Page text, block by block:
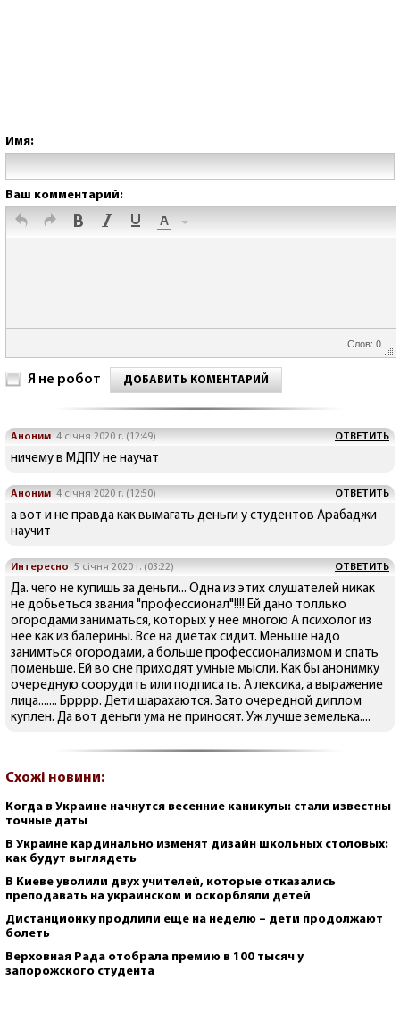
Имя:
Ваш комментарий:
Слов: 0
Я не робот ДОБАВИТЬ КОМЕНТАРИЙ
Аноним 4 січня 2020 г. (12:49) ОТВЕТИТЬ
ничему в МДПУ не научат
Аноним 4 січня 2020 г. (12:50) ОТВЕТИТЬ
а вот и не правда как вымагать деньги у студентов Арабаджи
научит
Интересно 5 січня 2020 г. (03:22) ОТВЕТИТЬ
Да. чего не купишь за деньги... Одна из этих слушателей никак
не добьеться звания "профессионал"!!!! Ей дано толлько
огородами заниматься, которых у нее многою А психолог из
нее как из балерины. Все на диетах сидит. Меньше надо
занимться огородами, а больше профессионализмом и спать
поменьше. Ей во сне приходят умные мысли. Как бы анонимку
очередную соорудить или подписать. А лексика, а выражение
лица....... Брррр. Дети шарахаются. Зато очередной диплом
куплен. Да вот деньги ума не приносят. Уж лучше земелька....
Схожі новини:
Когда в Украине начнутся весенние каникулы: стали известны
точные даты
В Украине кардинально изменят дизайн школьных столовых:
как будут выглядеть
В Киеве уволили двух учителей, которые отказались
преподавать на украинском и оскорбляли детей
Дистанционку продлили еще на неделю – дети продолжают
болеть
Верховная Рада отобрала премию в 100 тысяч у
запорожского студента